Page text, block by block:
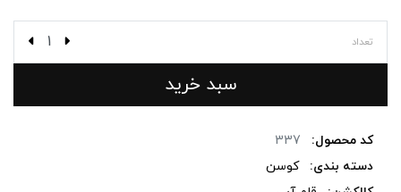
تعداد
سبد خرید
کد محصول:
337
دسته بندی:
کوسن